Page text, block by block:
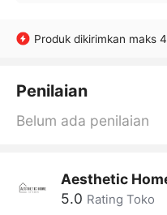
Produk dikirimkan maks
Penilaian
Belum ada penilaian
Aesthetic
5.0 Rating Toko